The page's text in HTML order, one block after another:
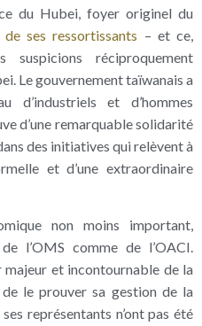
du Hubei, foyer originel du
ses ressortissants – et ce,
réciproquement
Le gouvernement taïwanais a
d’industriels et d’hommes
d’une remarquable solidarité
des initiatives qui relèvent à
et d’une extraordinaire
non moins important,
l’OMS comme de l’OACI.
et incontournable de la
le prouver sa gestion de la
représentants n’ont pas été